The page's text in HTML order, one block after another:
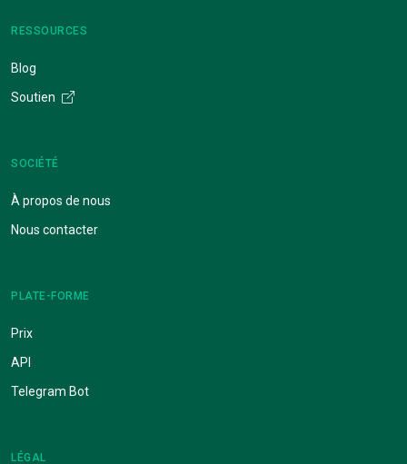
RESSOURCES
Blog
Soutien
SOCIÉTÉ
À propos de nous
Nous contacter
PLATE-FORME
Prix
API
Telegram Bot
LÉGAL